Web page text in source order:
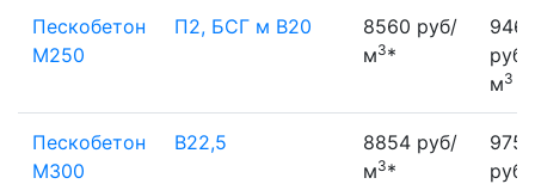
Пескобетон
М250
П2, БСГ м В20
8560 руб/
м3*
9461
руб/
м3
Пескобетон
М300
В22,5
8854 руб/
м3*
9756
руб/